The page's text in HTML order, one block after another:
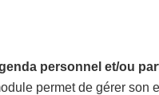
personnel et/ou
permet de gérer son